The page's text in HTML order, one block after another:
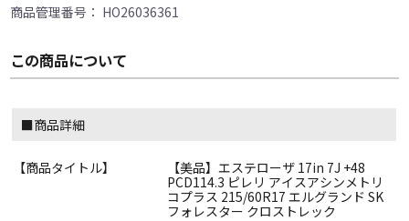
商品管理番号： HO26036361
この商品について
■商品詳細
【商品タイトル】
【美品】エステローザ 17in 7J +48
PCD114.3 ピレリ アイスアシンメトリ
コプラス 215/60R17 エルグランド SK
フォレスター クロストレック